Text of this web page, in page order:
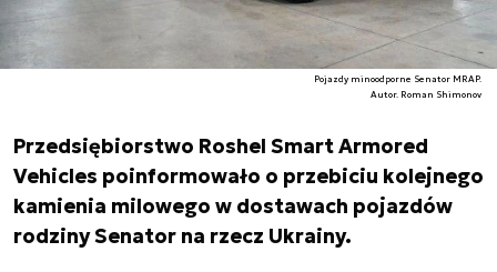
Pojazdy minoodporne Senator MRAP.
Autor. Roman Shimonov
Przedsiębiorstwo Roshel Smart Armored
Vehicles poinformowało o przebiciu kolejnego
kamienia milowego w dostawach pojazdów
rodziny Senator na rzecz Ukrainy.